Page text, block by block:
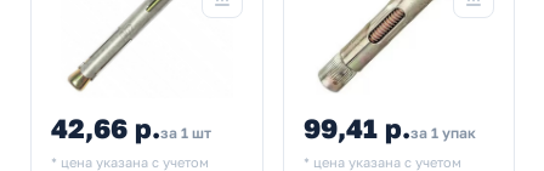
42,66 р.за 1 шт
* цена указана с учетом
99,41 р.за 1 упак
* цена указана с учетом